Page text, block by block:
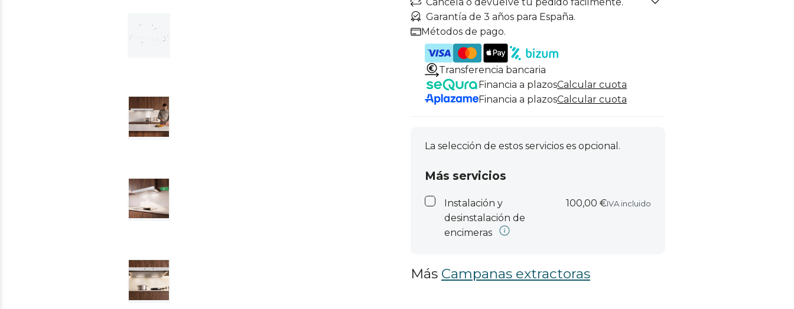
Garantía de 3 años para España.
Métodos de pago.
Transferencia bancaria
Financia a plazosCalcular cuota
Financia a plazosCalcular cuota
La selección de estos servicios es opcional.
Más servicios
Instalación y
desinstalación de
encimeras
100,00 €IVA incluido
Más Campanas extractoras